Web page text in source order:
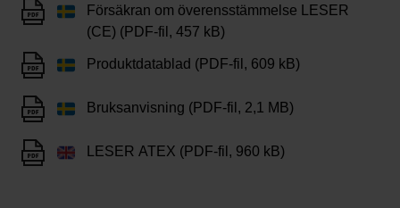
Försäkran om överensstämmelse LESER
(CE) (PDF-fil, 457 kB)
Produktdatablad (PDF-fil, 609 kB)
Bruksanvisning (PDF-fil, 2,1 MB)
LESER ATEX (PDF-fil, 960 kB)